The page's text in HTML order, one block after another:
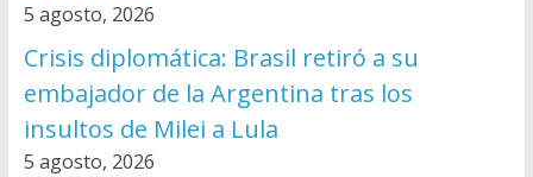
5 agosto, 2026
Crisis diplomática: Brasil retiró a su
embajador de la Argentina tras los
insultos de Milei a Lula
5 agosto, 2026